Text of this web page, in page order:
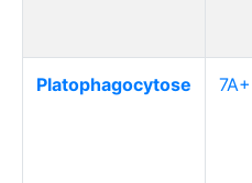
Platophagocytose 7A+